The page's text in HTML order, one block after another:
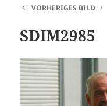
VORHERIGES BILD
SDIM2985